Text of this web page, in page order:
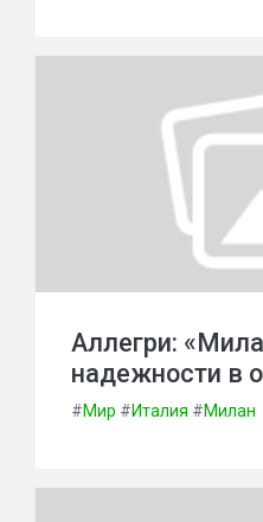
Аллегри:
надежности в
#Мир #Италия #Милан